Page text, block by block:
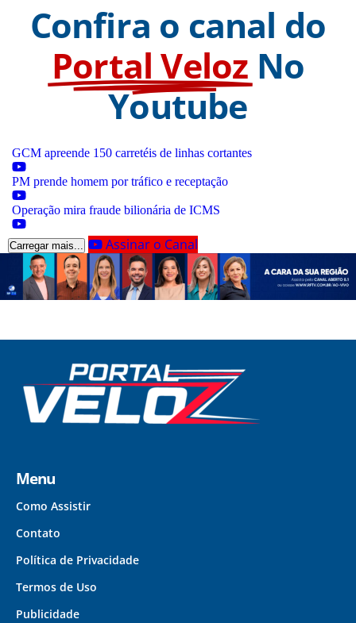
Confira o canal do
Portal Veloz No
Youtube
GCM apreende 150 carretéis de linhas cortantes
PM prende homem por tráfico e receptação
Operação mira fraude bilionária de ICMS
Carregar mais... Assinar o Canal
Menu
Como Assistir
Contato
Política de Privacidade
Termos de Uso
Publicidade